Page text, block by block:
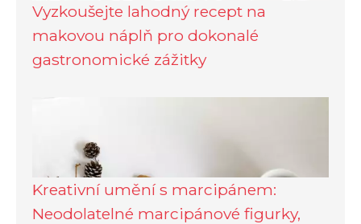
Vyzkoušejte lahodný recept na
makovou náplň pro dokonalé
gastronomické zážitky
Kreativní umění s marcipánem:
Neodolatelné marcipánové figurky,